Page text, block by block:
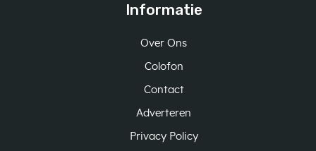
Informatie
Over Ons
Colofon
Contact
Adverteren
Privacy Policy